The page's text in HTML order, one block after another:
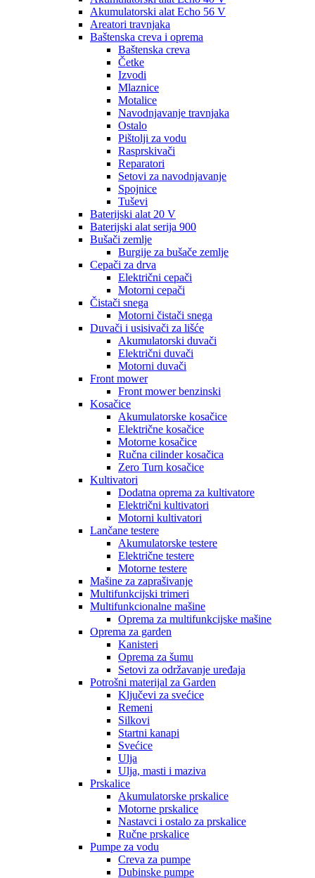
Akumulatorski alat Echo 56 V
Areatori travnjaka
Baštenska creva i oprema
Baštenska creva
Četke
Izvodi
Mlaznice
Motalice
Navodnjavanje travnjaka
Ostalo
Pištolji za vodu
Rasprskivači
Reparatori
Setovi za navodnjavanje
Spojnice
Tuševi
Baterijski alat 20 V
Baterijski alat serija 900
Bušači zemlje
Burgije za bušače zemlje
Cepači za drva
Električni cepači
Motorni cepači
Čistači snega
Motorni čistači snega
Duvači i usisivači za lišće
Akumulatorski duvači
Električni duvači
Motorni duvači
Front mower
Front mower benzinski
Kosačice
Akumulatorske kosačice
Električne kosačice
Motorne kosačice
Ručna cilinder kosačica
Zero Turn kosačice
Kultivatori
Dodatna oprema za kultivatore
Električni kultivatori
Motorni kultivatori
Lančane testere
Akumulatorske testere
Električne testere
Motorne testere
Mašine za zaprašivanje
Multifunkcijski trimeri
Multifunkcionalne mašine
Oprema za multifunkcijske mašine
Oprema za garden
Kanisteri
Oprema za šumu
Setovi za održavanje uređaja
Potrošni materijal za Garden
Ključevi za svećice
Remeni
Silkovi
Startni kanapi
Svećice
Ulja
Ulja, masti i maziva
Prskalice
Akumulatorske prskalice
Motorne prskalice
Nastavci i ostalo za prskalice
Ručne prskalice
Pumpe za vodu
Creva za pumpe
Dubinske pumpe